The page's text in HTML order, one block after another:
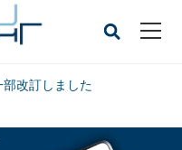
改訂しました